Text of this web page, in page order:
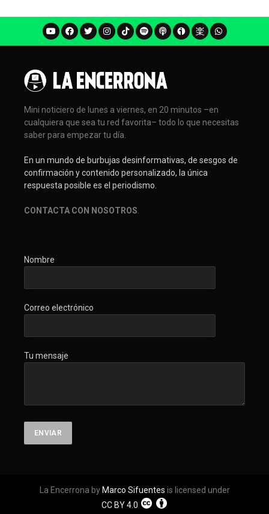
Mini noticiero de lunes a viernes, en 20 minutos –en
cualquiera que sea tu red favorita– todo lo que necesitas
saber para empezar tu día.
En un mundo de burbujas desinformativas, de sesgos de
confirmación y contenido personalizado, la única
respuesta posible es el periodismo.
CONTACTA CON NOSOTROS
Nombre
Correo electrónico
Tu mensaje
La Encerrona by Marco Sifuentes is licensed under
CC BY 4.0